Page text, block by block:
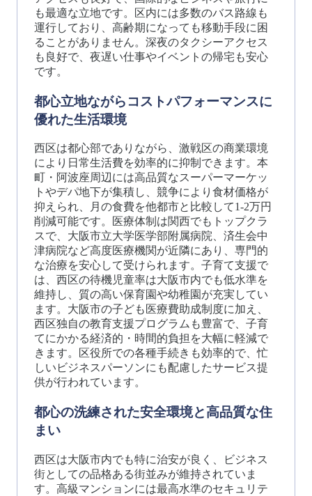
も最適な立地です。区内には多数のバス路線も
運行しており、高齢期になっても移動手段に困
ることがありません。深夜のタクシーアクセス
も良好で、夜遅い仕事やイベントの帰宅も安心
です。
都心立地ながらコストパフォーマンスに
優れた生活環境
西区は都心部でありながら、激戦区の商業環境
により日常生活費を効率的に抑制できます。本
町・阿波座周辺には高品質なスーパーマーケッ
トやデパ地下が集積し、競争により食材価格が
抑えられ、月の食費を他都市と比較して1-2万円
削減可能です。医療体制は関西でもトップクラ
スで、大阪市立大学医学部附属病院、済生会中
津病院など高度医療機関が近隣にあり、専門的
な治療を安心して受けられます。子育て支援で
は、西区の待機児童率は大阪市内でも低水準を
維持し、質の高い保育園や幼稚園が充実してい
ます。大阪市の子ども医療費助成制度に加え、
西区独自の教育支援プログラムも豊富で、子育
てにかかる経済的・時間的負担を大幅に軽減で
きます。区役所での各種手続きも効率的で、忙
しいビジネスパーソンにも配慮したサービス提
供が行われています。
都心の洗練された安全環境と高品質な住
まい
西区は大阪市内でも特に治安が良く、ビジネス
街としての品格ある街並みが維持されていま
す。高級マンションには最高水準のセキュリテ